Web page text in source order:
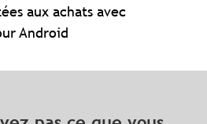
aux achats avec
Android